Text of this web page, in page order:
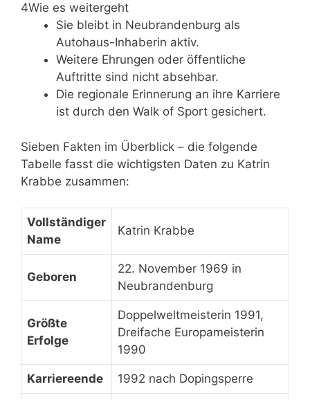
4Wie es weitergeht
Sie bleibt in Neubrandenburg als
Autohaus-Inhaberin aktiv.
Weitere Ehrungen oder öffentliche
Auftritte sind nicht absehbar.
Die regionale Erinnerung an ihre Karriere
ist durch den Walk of Sport gesichert.
Sieben Fakten im Überblick – die folgende
Tabelle fasst die wichtigsten Daten zu Katrin
Krabbe zusammen:
Vollständiger
Name
Katrin Krabbe
Geboren
22. November 1969 in
Neubrandenburg
Größte
Erfolge
Doppelweltmeisterin 1991,
Dreifache Europameisterin
1990
Karriereende 1992 nach Dopingsperre